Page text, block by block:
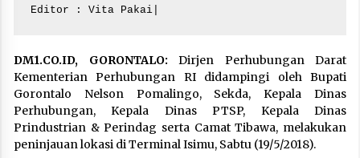
Editor : Vita Pakai|
DM1.CO.ID, GORONTALO: Dirjen Perhubungan Darat
Kementerian Perhubungan RI didampingi oleh Bupati
Gorontalo Nelson Pomalingo, Sekda, Kepala Dinas
Perhubungan, Kepala Dinas PTSP, Kepala Dinas
Prindustrian & Perindag serta Camat Tibawa, melakukan
peninjauan lokasi di Terminal Isimu, Sabtu (19/5/2018).